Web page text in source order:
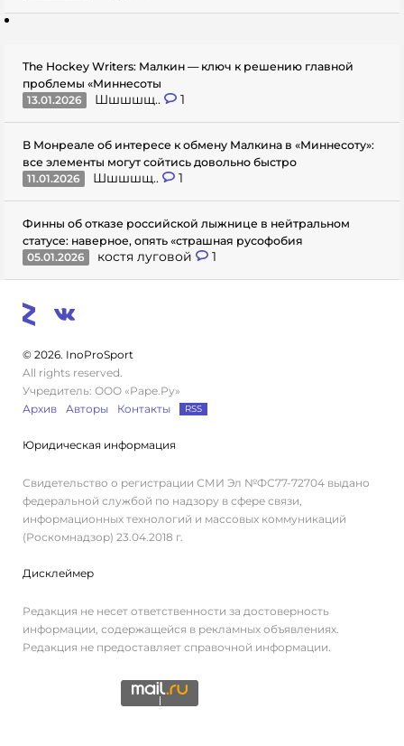
The Hockey Writers: Малкин — ключ к решению главной
проблемы «Миннесоты
13.01.2026
Шшшшщ.. 1
В Монреале об интересе к обмену Малкина в «Миннесоту»:
все элементы могут сойтись довольно быстро
11.01.2026
Шшшшщ.. 1
Финны об отказе российской лыжнице в нейтральном
статусе: наверное, опять «страшная русофобия
05.01.2026
костя луговой 1
© 2026. InoProSport
All rights reserved.
Учредитель: ООО «Раре.Ру»
Архив
Авторы Контакты RSS
Юридическая информация
Свидетельство о регистрации СМИ Эл №ФС77-72704 выдано
федеральной службой по надзору в сфере связи,
информационных технологий и массовых коммуникаций
(Роскомнадзор) 23.04.2018 г.
Дисклеймер
Редакция не несет ответственности за достоверность
информации, содержащейся в рекламных объявлениях.
Редакция не предоставляет справочной информации.